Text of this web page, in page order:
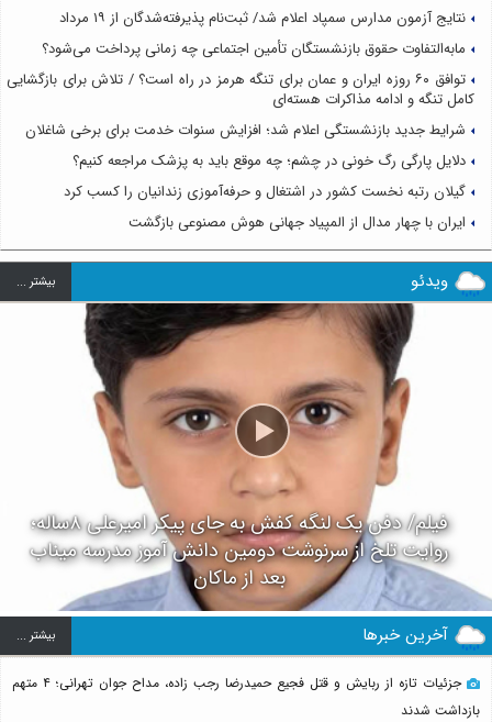
نتایج آزمون مدارس سمپاد اعلام شد/ ثبت‌نام پذیرفته‌شدگان از ۱۹ مرداد
مابه‌التفاوت حقوق بازنشستگان تأمین اجتماعی چه زمانی پرداخت می‌شود؟
توافق ۶۰ روزه ایران و عمان برای تنگه هرمز در راه است؟ / تلاش برای بازگشایی
کامل تنگه و ادامه مذاکرات هسته‌ای
شرایط جدید بازنشستگی اعلام شد؛ افزایش سنوات خدمت برای برخی شاغلان
دلایل پارگی رگ خونی در چشم؛ چه موقع باید به پزشک مراجعه کنیم؟
گیلان رتبه نخست کشور در اشتغال و حرفه‌آموزی زندانیان را کسب کرد
ایران با چهار مدال از المپیاد جهانی هوش مصنوعی بازگشت
ویدئو بيشتر ...
فیلم/ دفن یک لنگه کفش به جای پیکر امیرعلی ۸ساله؛
روایت تلخ از سرنوشت دومین دانش آموز مدرسه میناب
بعد از ماکان
آخرین خبرها بيشتر ...
جزئیات تازه از ربایش و قتل فجیع حمیدرضا رجب زاده، مداح جوان تهرانی؛ ۴ متهم
بازداشت شدند